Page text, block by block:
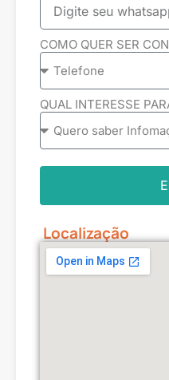
COMO QUER SER
QUAL INTERESSE
Localização